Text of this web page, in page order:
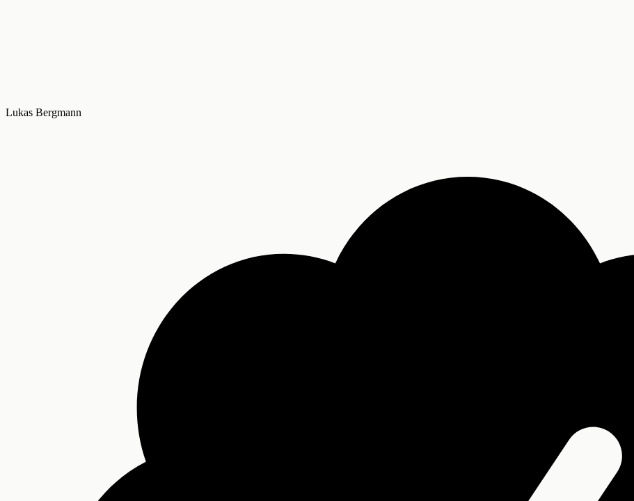
Lukas Bergmann